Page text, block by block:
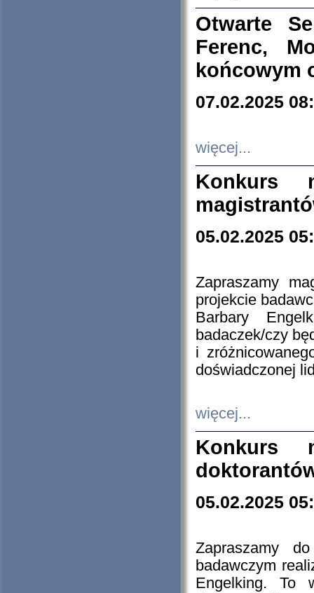
Otwarte
Ferenc,
końcowym
07.02.2025
więcej...
Konkurs
05.02.2025
Zapraszamy
projekcie
Barbary
badaczek/czy
i
doświadczonej
więcej...
Konkurs
05.02.2025
Zapraszamy
badawczym
Engelking. To